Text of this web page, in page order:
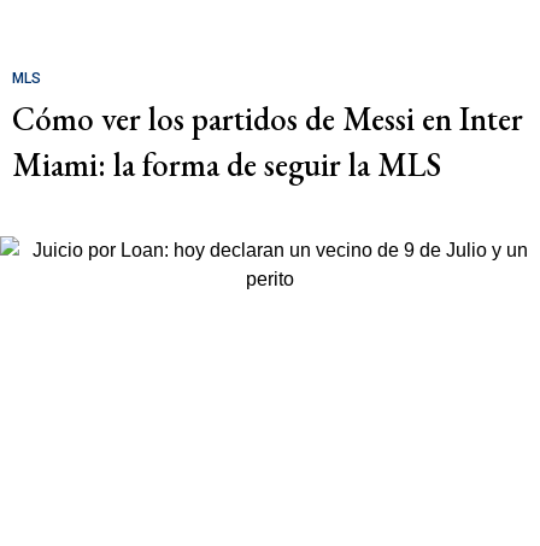
MLS
Cómo ver los partidos de Messi en Inter
Miami: la forma de seguir la MLS